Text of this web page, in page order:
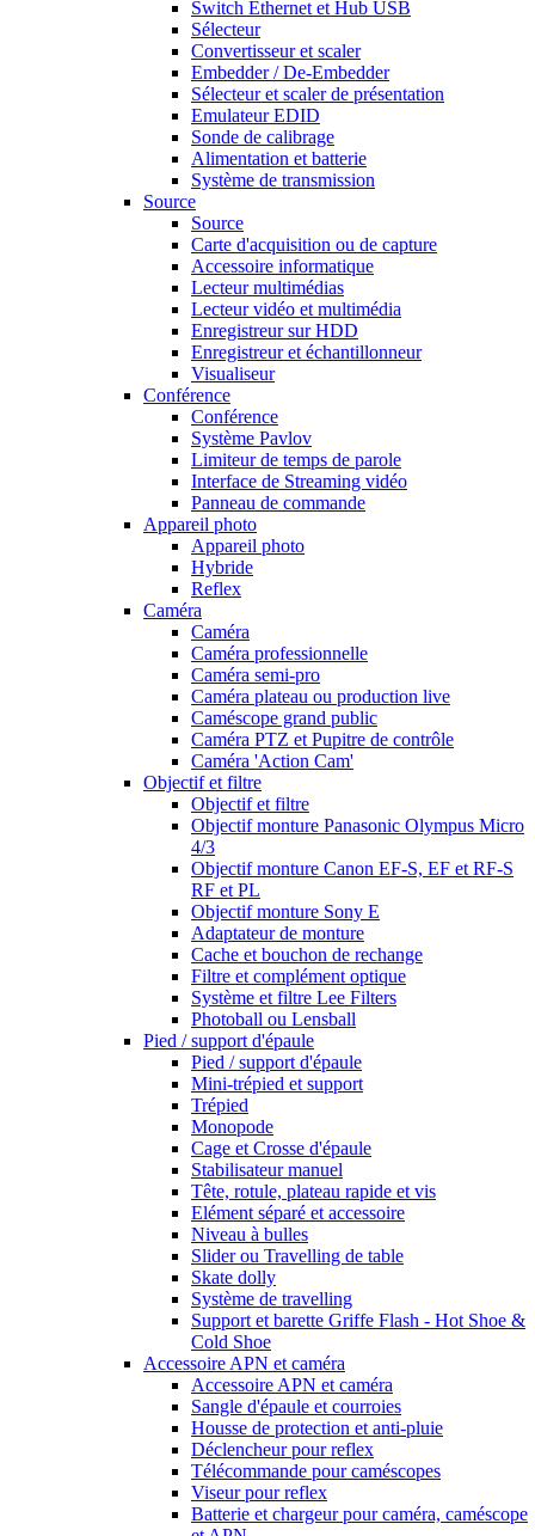
Switch Ethernet et Hub USB
Sélecteur
Convertisseur et scaler
Embedder / De-Embedder
Sélecteur et scaler de présentation
Emulateur EDID
Sonde de calibrage
Alimentation et batterie
Système de transmission
Source
Source
Carte d'acquisition ou de capture
Accessoire informatique
Lecteur multimédias
Lecteur vidéo et multimédia
Enregistreur sur HDD
Enregistreur et échantillonneur
Visualiseur
Conférence
Conférence
Système Pavlov
Limiteur de temps de parole
Interface de Streaming vidéo
Panneau de commande
Appareil photo
Appareil photo
Hybride
Reflex
Caméra
Caméra
Caméra professionnelle
Caméra semi-pro
Caméra plateau ou production live
Caméscope grand public
Caméra PTZ et Pupitre de contrôle
Caméra 'Action Cam'
Objectif et filtre
Objectif et filtre
Objectif monture Panasonic Olympus Micro
4/3
Objectif monture Canon EF-S, EF et RF-S
RF et PL
Objectif monture Sony E
Adaptateur de monture
Cache et bouchon de rechange
Filtre et complément optique
Système et filtre Lee Filters
Photoball ou Lensball
Pied / support d'épaule
Pied / support d'épaule
Mini-trépied et support
Trépied
Monopode
Cage et Crosse d'épaule
Stabilisateur manuel
Tête, rotule, plateau rapide et vis
Elément séparé et accessoire
Niveau à bulles
Slider ou Travelling de table
Skate dolly
Système de travelling
Support et barette Griffe Flash - Hot Shoe &
Cold Shoe
Accessoire APN et caméra
Accessoire APN et caméra
Sangle d'épaule et courroies
Housse de protection et anti-pluie
Déclencheur pour reflex
Télécommande pour caméscopes
Viseur pour reflex
Batterie et chargeur pour caméra, caméscope